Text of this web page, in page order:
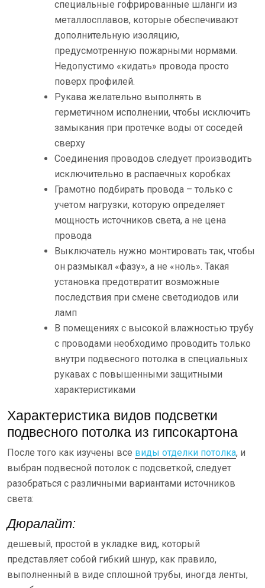
специальные гофрированные шланги из
металлосплавов, которые обеспечивают
дополнительную изоляцию,
предусмотренную пожарными нормами.
Недопустимо «кидать» провода просто
поверх профилей.
Рукава желательно выполнять в
герметичном исполнении, чтобы исключить
замыкания при протечке воды от соседей
сверху
Соединения проводов следует производить
исключительно в распаечных коробках
Грамотно подбирать провода – только с
учетом нагрузки, которую определяет
мощность источников света, а не цена
провода
Выключатель нужно монтировать так, чтобы
он размыкал «фазу», а не «ноль». Такая
установка предотвратит возможные
последствия при смене светодиодов или
ламп
В помещениях с высокой влажностью трубу
с проводами необходимо проводить только
внутри подвесного потолка в специальных
рукавах с повышенными защитными
характеристиками
Характеристика видов подсветки
подвесного потолка из гипсокартона
После того как изучены все виды отделки потолка, и
выбран подвесной потолок с подсветкой, следует
разобраться с различными вариантами источников
света:
Дюралайт:
дешевый, простой в укладке вид, который
представляет собой гибкий шнур, как правило,
выполненный в виде сплошной трубы, иногда ленты,